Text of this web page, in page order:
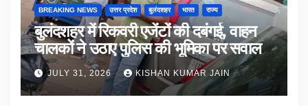
BREAKING NEWS उत्तर प्रदेश बुलंदशहर भारत राज्य
बुलंदशहर में रिकवरी एजेंटों की दबंगई, वाहन
चालकों ने उठाए पुलिस की भूमिका पर सवाल
JULY 31, 2026 KISHAN KUMAR JAIN